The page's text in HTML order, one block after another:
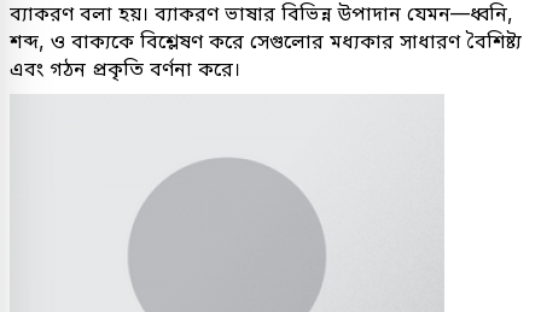
ব্যাকরণ বলা হয়। ব্যাকরণ ভাষার বিভিন্ন উপাদান যেমন—ধ্বনি,
শব্দ, ও বাক্যকে বিশ্লেষণ করে সেগুলোর মধ্যকার সাধারণ বৈশিষ্ট্য
এবং গঠন প্রকৃতি বর্ণনা করে।